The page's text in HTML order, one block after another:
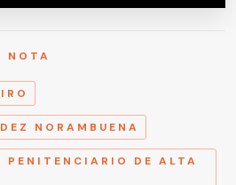
NOTA
NORAMBUENA
PENITENCIARIO DE ALTA